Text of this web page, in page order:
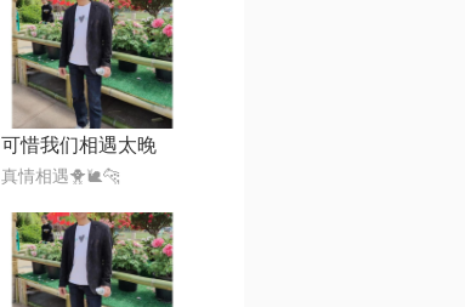
可惜我们相遇太晚
真情相遇🐥🐌🐆